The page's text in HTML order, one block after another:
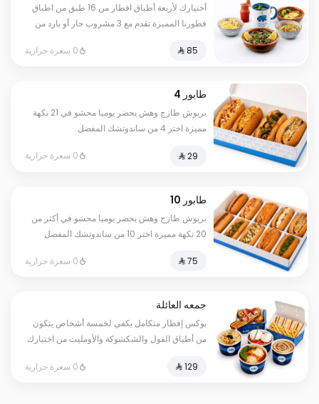
أختيارك لأربعة أطباق افطار من 16 طبق من اطباق
فطورنا المميزة تقدم مع 3 مشروب حار أو بارد من
0 سعرة حرارية
طابور 4
بريوش طازج وهش يحضر يوميا محشو في 21 نكهة
مميزة اختر 4 من ساندوتشك المفضل
0 سعرة حرارية
طابور 10
بريوش طازج وهش يحضر يوميا محشو في أكثر من
20 نكهة مميزة اختر 10 من ساندوتشك المفضل
0 سعرة حرارية
جمعه العائلة
بوكس إفطار متكامل يكفي لخمسة أشخاص يتكون
من أطباق الفول والشكشوكة والأومليت من اختيارك
ومعصوب أبويا والفرنش توست وساندويتش الكلوب
0 سعرة حرارية